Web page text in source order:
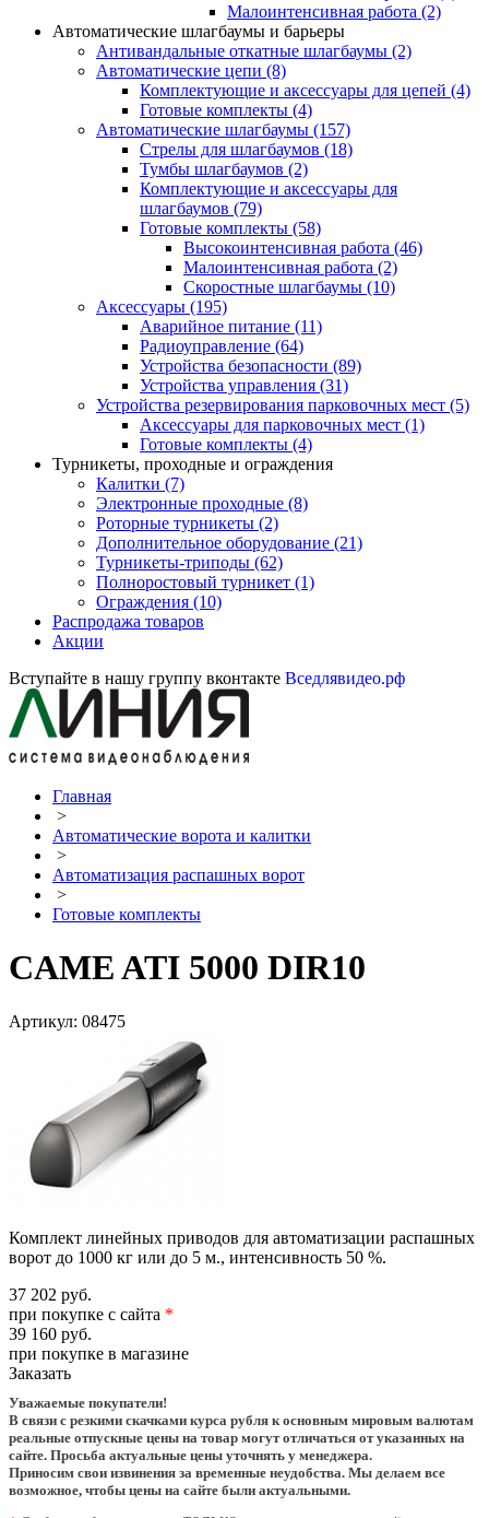
Малоинтенсивная работа (2)
Автоматические шлагбаумы и барьеры
Антивандальные откатные шлагбаумы (2)
Автоматические цепи (8)
Комплектующие и аксессуары для цепей (4)
Готовые комплекты (4)
Автоматические шлагбаумы (157)
Стрелы для шлагбаумов (18)
Тумбы шлагбаумов (2)
Комплектующие и аксессуары для
шлагбаумов (79)
Готовые комплекты (58)
Высокоинтенсивная работа (46)
Малоинтенсивная работа (2)
Скоростные шлагбаумы (10)
Аксессуары (195)
Аварийное питание (11)
Радиоуправление (64)
Устройства безопасности (89)
Устройства управления (31)
Устройства резервирования парковочных мест (5)
Аксессуары для парковочных мест (1)
Готовые комплекты (4)
Турникеты, проходные и ограждения
Калитки (7)
Электронные проходные (8)
Роторные турникеты (2)
Дополнительное оборудование (21)
Турникеты-триподы (62)
Полноростовый турникет (1)
Ограждения (10)
Распродажа товаров
Акции
Вступайте в нашу группу вконтакте Вседлявидео.рф
Главная
>
Автоматические ворота и калитки
>
Автоматизация распашных ворот
>
Готовые комплекты
CAME ATI 5000 DIR10
Артикул: 08475
Комплект линейных приводов для автоматизации распашных
ворот до 1000 кг или до 5 м., интенсивность 50 %.
37 202 руб.
при покупке с сайта *
39 160 руб.
при покупке в магазине
Заказать
Уважаемые покупатели!
В связи с резкими скачками курса рубля к основным мировым валютам
реальные отпускные цены на товар могут отличаться от указанных на
сайте. Просьба актуальные цены уточнять у менеджера.
Приносим свои извинения за временные неудобства. Мы делаем все
возможное, чтобы цены на сайте были актуальными.